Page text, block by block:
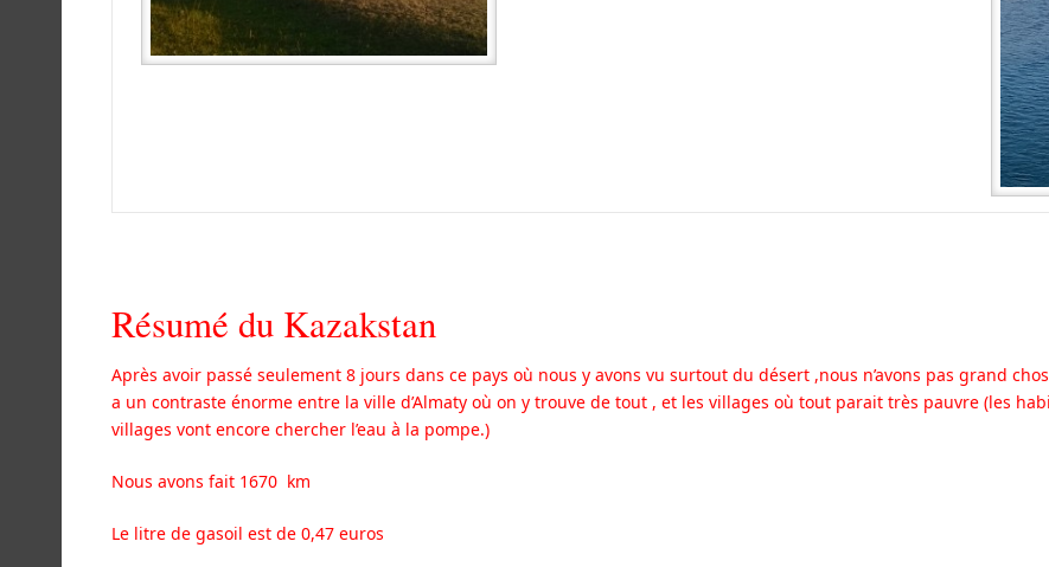
Résumé du Kazakstan
Après avoir passé seulement 8 jours dans ce pays où nous y avons vu surtout du désert ,nous n’avons pas grand
a un contraste énorme entre la ville d’Almaty où on y trouve de tout , et les villages où tout parait très pauvre (les
villages vont encore chercher l’eau à la pompe.)
Nous avons fait 1670 km
Le litre de gasoil est de 0,47 euros